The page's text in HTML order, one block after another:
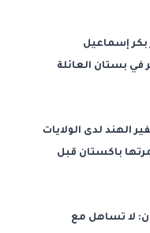
بكر إسماعيل
في بستان العائلة
الهند لدى الولايات
باكستان قبل
لا تساهل مع